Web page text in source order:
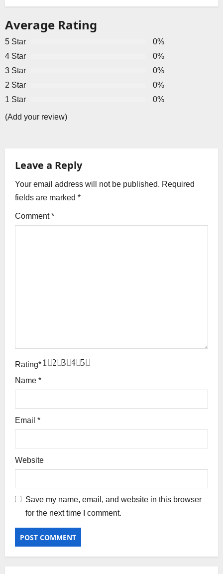
a
v
i
g
a
i
o
n
Average Rating
5 Star
0%
4 Star
0%
3 Star
0%
2 Star
0%
1 Star
0%
(Add your review)
Leave a Reply
Your email address will not be published. Required
fields are marked *
Comment*
Rating* 5
4
3
2
1
Name *
Email *
Website
Save my name, email, and website in this browser
for the next time I comment.